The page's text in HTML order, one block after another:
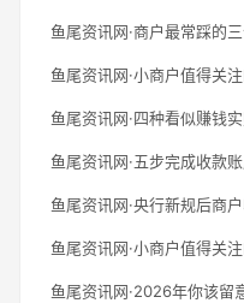
鱼尾资讯网·商户最常踩的
鱼尾资讯网·小商户值得关
鱼尾资讯网·四种看似赚钱
鱼尾资讯网·五步完成收款
鱼尾资讯网·央行新规后商
鱼尾资讯网·小商户值得关
鱼尾资讯网·2026年你该留